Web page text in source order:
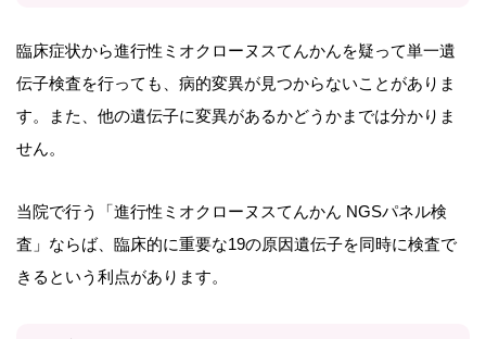
臨床症状から進行性ミオクローヌスてんかんを疑って単一遺
伝子検査を行っても、病的変異が見つからないことがありま
す。また、他の遺伝子に変異があるかどうかまでは分かりま
せん。
当院で行う「進行性ミオクローヌスてんかん NGSパネル検
査」ならば、臨床的に重要な19の原因遺伝子を同時に検査で
きるという利点があります。